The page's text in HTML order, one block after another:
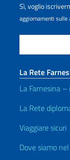
Sì, voglio
aggiornamenti
La Rete
La Farnesina –
La Rete
Viaggiare sicuri
Dove siamo